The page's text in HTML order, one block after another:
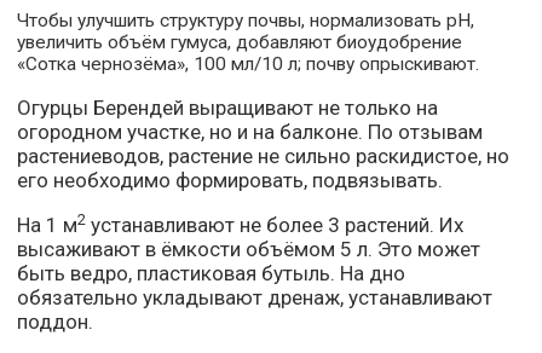
Чтобы улучшить структуру почвы, нормализовать рН,
увеличить объём гумуса, добавляют биоудобрение
«Сотка чернозёма», 100 мл/10 л; почву опрыскивают.
Огурцы Берендей выращивают не только на
огородном участке, но и на балконе. По отзывам
растениеводов, растение не сильно раскидистое, но
его необходимо формировать, подвязывать.
На 1 м2 устанавливают не более 3 растений. Их
высаживают в ёмкости объёмом 5 л. Это может
быть ведро, пластиковая бутыль. На дно
обязательно укладывают дренаж, устанавливают
поддон.